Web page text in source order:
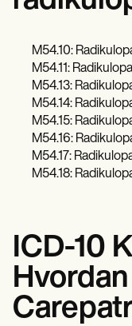
M54.10:
M54.11:
M54.13:
M54.14:
M54.15:
M54.16:
M54.17:
M54.18:
ICD-10